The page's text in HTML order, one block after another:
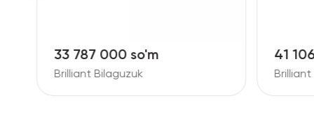
33 787 000 so'm
Brilliant Bilaguzuk
41
Brilliant